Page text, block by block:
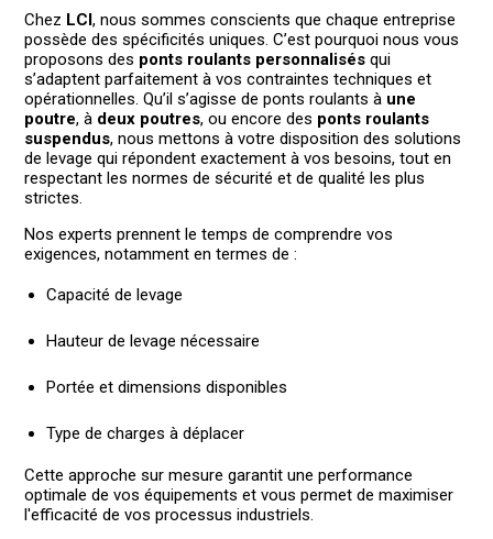
Chez LCI, nous sommes conscients que chaque entreprise
possède des spécificités uniques. C’est pourquoi nous vous
proposons des ponts roulants personnalisés qui
s’adaptent parfaitement à vos contraintes techniques et
opérationnelles. Qu’il s’agisse de ponts roulants à une
poutre, à deux poutres, ou encore des ponts roulants
suspendus, nous mettons à votre disposition des solutions
de levage qui répondent exactement à vos besoins, tout en
respectant les normes de sécurité et de qualité les plus
strictes.
Nos experts prennent le temps de comprendre vos
exigences, notamment en termes de :
Capacité de levage
Hauteur de levage nécessaire
Portée et dimensions disponibles
Type de charges à déplacer
Cette approche sur mesure garantit une performance
optimale de vos équipements et vous permet de maximiser
l'efficacité de vos processus industriels.